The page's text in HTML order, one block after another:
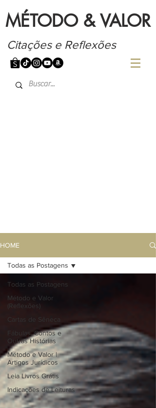
MÉTODO & VALOR
Citações e Reflexões
HOME
Todas as Postagens
Método e Valor
(Reflexões)
Cartas de Sêneca
Fábulas, Contos e
Outras Histórias
Método e Valor |
Artigos Jurídicos
Leia Livros Grátis
Indicações de Leituras
Todas as Postagens